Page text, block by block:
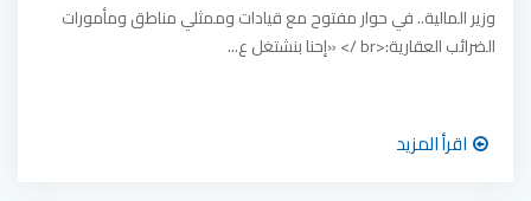
وزير المالية.. في حوار مفتوح مع قيادات وممثلي مناطق ومأمورات
الضرائب العقارية:<br /> «إحنا بنشتغل ع...
اقرأ المزيد